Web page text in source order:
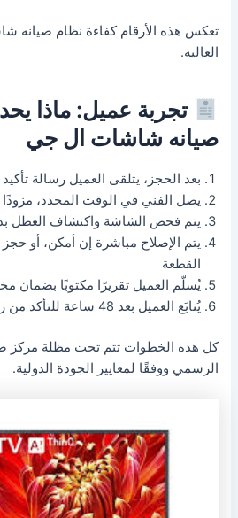
تعكس هذه الأرقام كفاءة نظام صيانه
العالية.
تجربة عميل: ماذا
صيانه شاشات ال جي
بعد الحجز، يتلقى العميل رسالة
يصل الفني في الوقت المحدد،
يتم فحص الشاشة واكتشاف العطل
يتم الإصلاح مباشرة إن أمكن، أو
القطعة
يُسلّم العميل تقريرًا مكتوبًا بضمان
يُتابَع العميل بعد 48 ساعة للتأكد من رضا التجربة
كل هذه الخطوات تتم تحت مظلة مركز
الرسمي ووفقًا لمعايير الجودة الدولية.